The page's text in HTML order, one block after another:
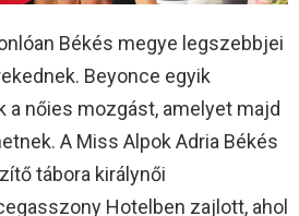
Békés megye legszebbjei
Beyonce egyik
a nőies mozgást, amelyet majd
A Miss Alpok Adria Békés
tábora királynői
Hotelben zajlott, ahol